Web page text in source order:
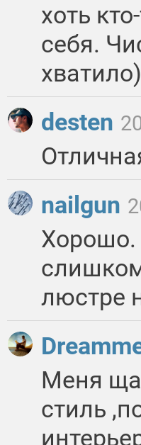
хоть
себя.
desten
nailgun
Хорошо.
люстре
Меня
стиль